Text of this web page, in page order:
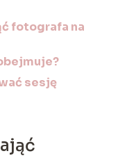
fotografa na
sesję